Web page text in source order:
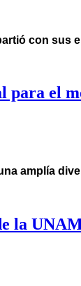
con
para el
amplía
la